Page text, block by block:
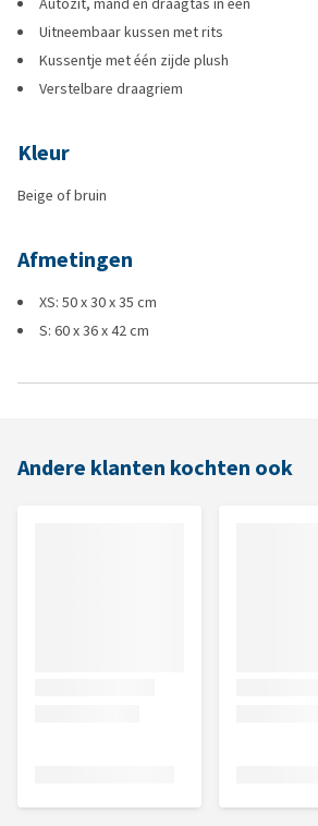
Uitneembaar kussen met rits
Kussentje met één zijde plush
Verstelbare draagriem
Kleur
Beige of bruin
Afmetingen
XS: 50 x 30 x 35 cm
S: 60 x 36 x 42 cm
Andere klanten kochten ook